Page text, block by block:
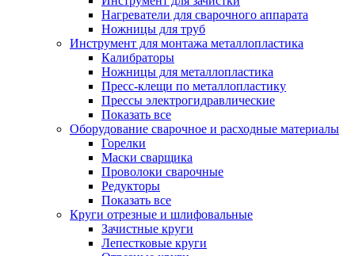
Нагреватели для сварочного аппарата
Ножницы для труб
Инструмент для монтажа металлопластика
Калибраторы
Ножницы для металлопластика
Пресс-клещи по металлопластику
Прессы электрогидравлические
Показать все
Оборудование сварочное и расходные материалы
Горелки
Маски сварщика
Проволоки сварочные
Редукторы
Показать все
Круги отрезные и шлифовальные
Зачистные круги
Лепестковые круги